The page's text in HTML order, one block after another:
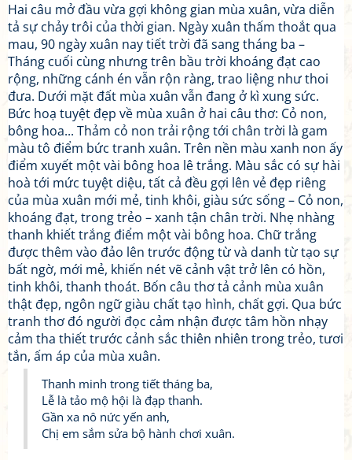
Hai câu mở đầu vừa gợi không gian mùa xuân, vừa diễn
tả sự chảy trôi của thời gian. Ngày xuân thấm thoắt qua
mau, 90 ngày xuân nay tiết trời đã sang tháng ba –
Tháng cuối cùng nhưng trên bầu trời khoáng đạt cao
rộng, những cánh én vẫn rộn ràng, trao liệng như thoi
đưa. Dưới mặt đất mùa xuân vẫn đang ở kì xung sức.
Bức hoạ tuyệt đẹp về mùa xuân ở hai câu thơ: Cỏ non,
bông hoa... Thảm cỏ non trải rộng tới chân trời là gam
màu tô điểm bức tranh xuân. Trên nền màu xanh non ấy
điểm xuyết một vài bông hoa lê trắng. Màu sắc có sự hài
hoà tới mức tuyệt diệu, tất cả đều gợi lên vẻ đẹp riêng
của mùa xuân mới mẻ, tinh khôi, giàu sức sống – Cỏ non,
khoáng đạt, trong trẻo – xanh tận chân trời. Nhẹ nhàng
thanh khiết trắng điểm một vài bông hoa. Chữ trắng
được thêm vào đảo lên trước động từ và danh từ tạo sự
bất ngờ, mới mẻ, khiến nét vẽ cảnh vật trở lên có hồn,
tinh khôi, thanh thoát. Bốn câu thơ tả cảnh mùa xuân
thật đẹp, ngôn ngữ giàu chất tạo hình, chất gợi. Qua bức
tranh thơ đó người đọc cảm nhận được tâm hồn nhạy
cảm tha thiết trước cảnh sắc thiên nhiên trong trẻo, tươi
tắn, ấm áp của mùa xuân.
Thanh minh trong tiết tháng ba,
Lễ là tảo mộ hội là đạp thanh.
Gần xa nô nức yến anh,
Chị em sắm sửa bộ hành chơi xuân.